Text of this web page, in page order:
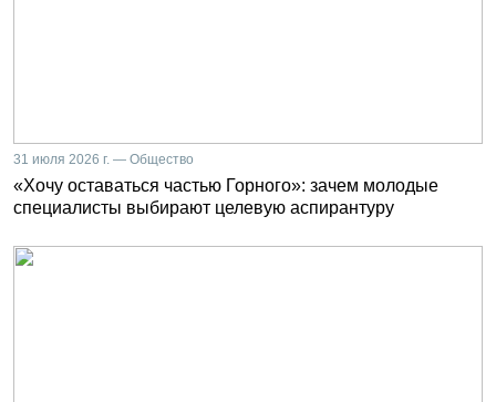
31 июля 2026 г. — Общество
«Хочу оставаться частью Горного»: зачем молодые
специалисты выбирают целевую аспирантуру